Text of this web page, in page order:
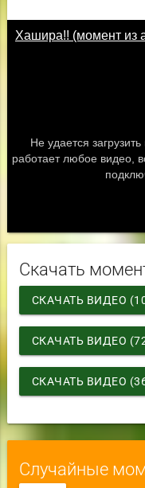
Скачать
СКАЧАТЬ ВИДЕО
СКАЧАТЬ ВИДЕО
СКАЧАТЬ ВИДЕО
Случайные